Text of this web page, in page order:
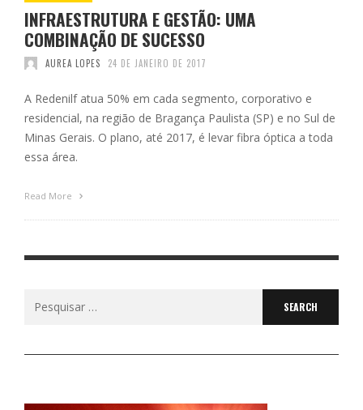
INFRAESTRUTURA E GESTÃO: UMA
COMBINAÇÃO DE SUCESSO
AUREA LOPES 24 DE JANEIRO DE 2017
A Redenilf atua 50% em cada segmento, corporativo e
residencial, na região de Bragança Paulista (SP) e no Sul de
Minas Gerais. O plano, até 2017, é levar fibra óptica a toda
essa área.
Read More